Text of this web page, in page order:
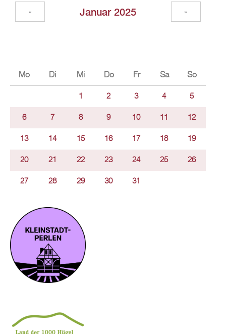
Januar 2025
« »
Mo Di Mi Do Fr Sa So
1 2 3 4 5
6 7 8 9 10 11 12
13 14 15 16 17 18 19
20 21 22 23 24 25 26
27 28 29 30 31